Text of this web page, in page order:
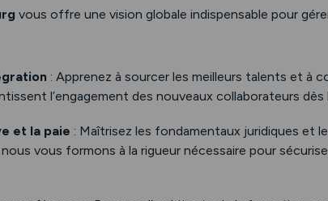
vous offre une vision globale indispensable pour
: Apprenez à sourcer les meilleurs talents et à
l’engagement des nouveaux collaborateurs dès
et la paie : Maîtrisez les fondamentaux juridiques et
nous vous formons à la rigueur nécessaire pour